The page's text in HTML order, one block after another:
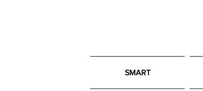
SMART